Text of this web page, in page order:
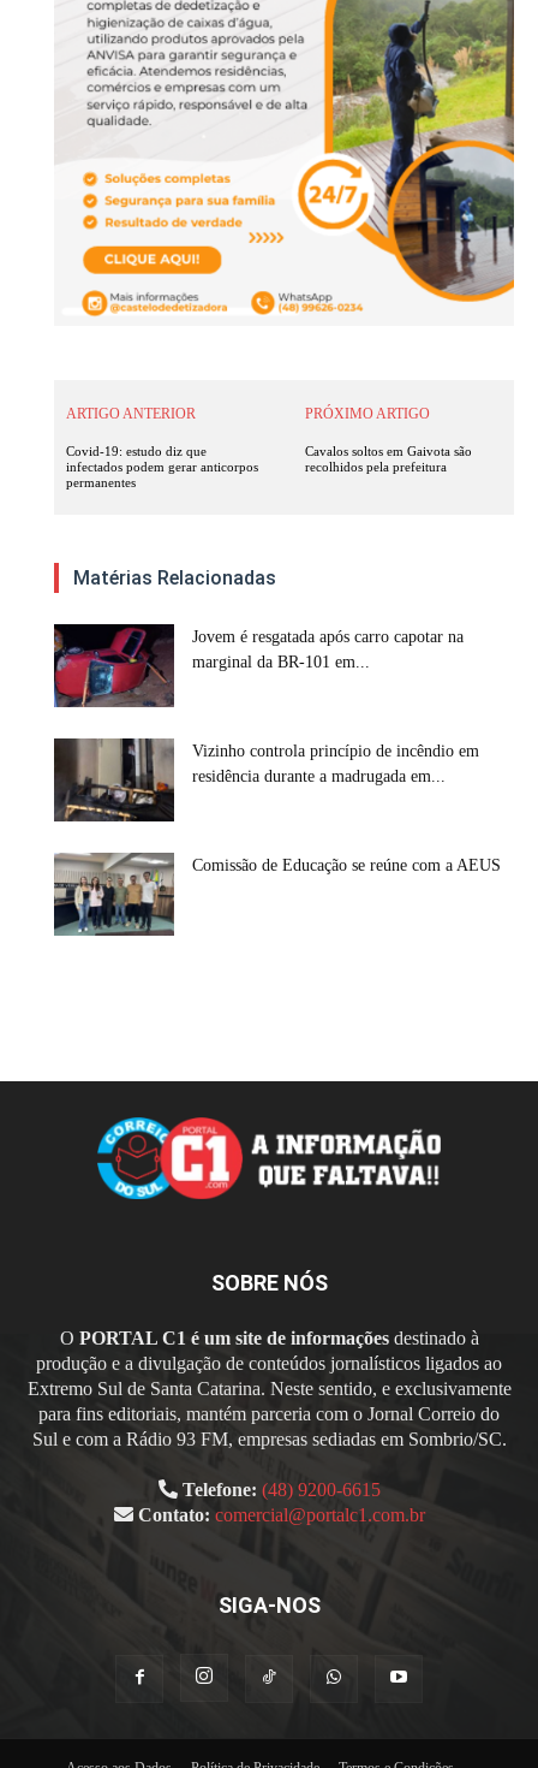
ARTIGO ANTERIOR
Covid-19: estudo diz que
infectados podem gerar anticorpos
permanentes
PRÓXIMO ARTIGO
Cavalos soltos em Gaivota são
recolhidos pela prefeitura
Matérias Relacionadas
Jovem é resgatada após carro capotar na
marginal da BR-101 em...
Vizinho controla princípio de incêndio em
residência durante a madrugada em...
Comissão de Educação se reúne com a AEUS
SOBRE NÓS
O PORTAL C1 é um site de informaçõesdestinado à
produção e a divulgação de conteúdos jornalísticos ligados ao
Extremo Sul de Santa Catarina. Neste sentido, e exclusivamente
para fins editoriais, mantém parceria com o Jornal Correio do
Sul e com a Rádio 93 FM, empresas sediadas em Sombrio/SC.
Telefone: (48) 9200-6615
Contato: comercial@portalc1.com.br
SIGA-NOS